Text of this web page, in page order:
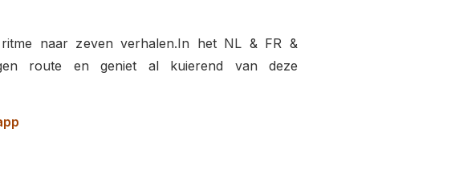
naar zeven verhalen.In het NL & FR &
route en geniet al kuierend van deze